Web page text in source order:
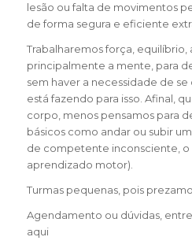
lesão ou falta de movimentos
de forma segura e eficiente
Trabalharemos força, equilíbrio,
principalmente a mente, para
sem haver a necessidade de
está fazendo para isso. Afinal,
corpo, menos pensamos para
básicos como andar ou subir
de competente inconsciente,
aprendizado motor).
Turmas pequenas, pois
Agendamento ou dúvidas,
aqui